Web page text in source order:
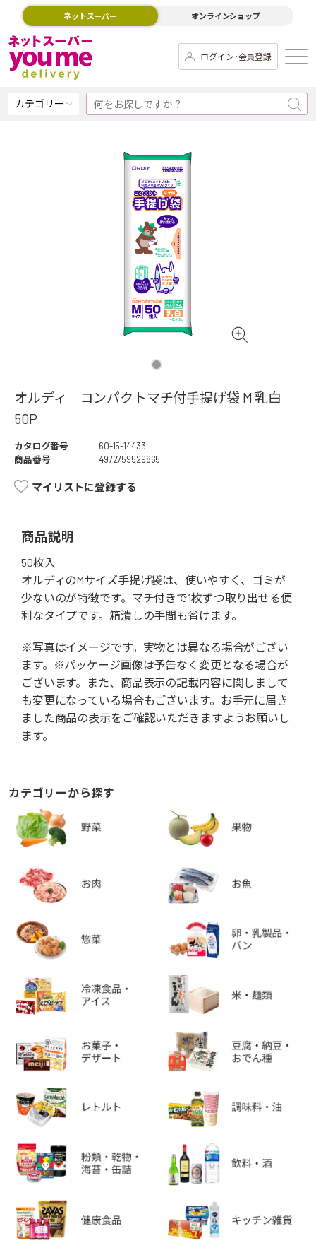
ネットスーパー オンラインショップ
ログイン･会員登録
カテゴリー
オルディ コンパクトマチ付手提げ袋 M 乳白
50P
カタログ番号
60-15-14433
商品番号
4972759529865
マイリストに登録する
商品説明
50枚入
オルディのMサイズ手提げ袋は、使いやすく、ゴミが
少ないのが特徴です。マチ付きで1枚ずつ取り出せる便
利なタイプです。箱潰しの手間も省けます。
※写真はイメージです。実物とは異なる場合がござい
ます。※パッケージ画像は予告なく変更となる場合が
ございます。また、商品表示の記載内容に関しまして
も変更になっている場合もございます。お手元に届き
ました商品の表示をご確認いただきますようお願いし
ます。
カテゴリーから探す